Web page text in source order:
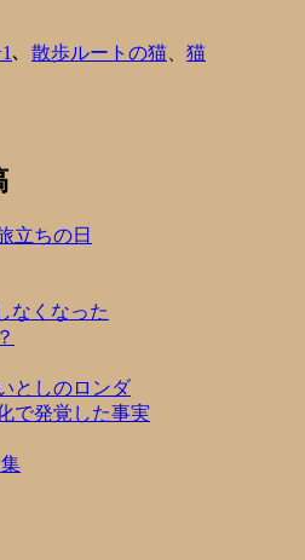
、 散歩ルートの猫 猫
立ちの日
なくなった
としのロンダ
で発覚した事実